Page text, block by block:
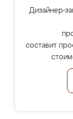
Дизайнер-
составит